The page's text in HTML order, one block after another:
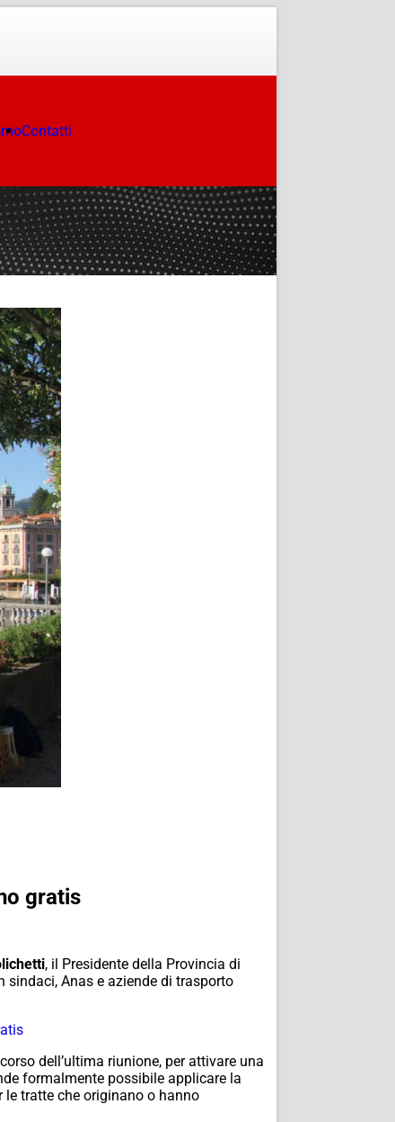
Contatti
gratis
, il Presidente della Provincia di
sindaci, Anas e aziende di trasporto
dell’ultima riunione, per attivare una
formalmente possibile applicare la
tratte che originano o hanno